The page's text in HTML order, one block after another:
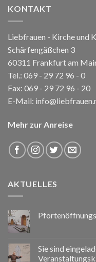
KONTAKT
Liebfrauen - Kirche und
Schärfengäßchen 3
60311 Frankfurt am
Tel.: 069 - 29 72 96 - 0
Fax: 069 - 29 72 96 - 20
E-Mail:
Mehr zur Anreise
AKTUELLES
Sie sind